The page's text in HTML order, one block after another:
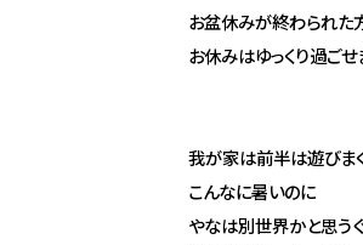
お盆休みが終わられた
お休みはゆっくり過ごせ
我が家は前半は遊びまく
こんなに暑いのに
やなは別世界かと思う